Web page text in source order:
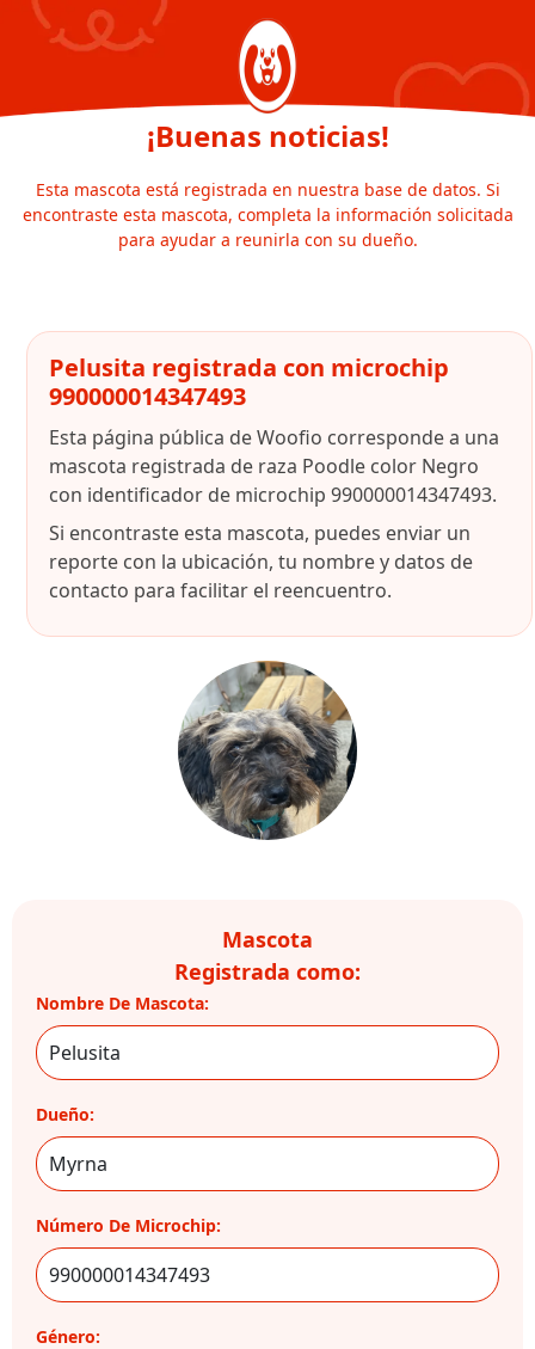
¡Buenas noticias!
Esta mascota está registrada en nuestra base de datos. Si
encontraste esta mascota, completa la información solicitada
para ayudar a reunirla con su dueño.
Pelusita registrada con microchip
990000014347493
Esta página pública de Woofio corresponde a una
mascota registrada de raza Poodle color Negro
con identificador de microchip 990000014347493.
Si encontraste esta mascota, puedes enviar un
reporte con la ubicación, tu nombre y datos de
contacto para facilitar el reencuentro.
Mascota
Registrada como:
Nombre De Mascota:
Dueño:
Número De Microchip:
Género: